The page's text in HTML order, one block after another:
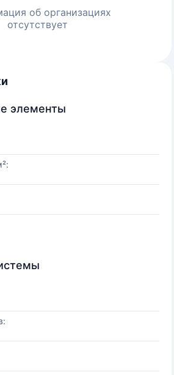
об организациях
отсутствует
элементы